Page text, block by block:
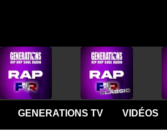
GENERATIONS TV VIDÉOS